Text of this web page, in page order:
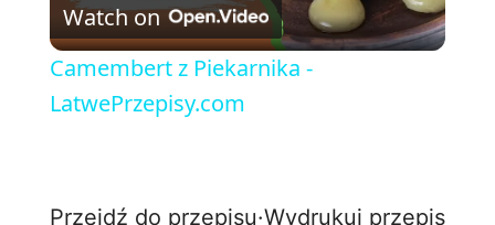
l
Watch on
Camembert z Piekarnika -
LatwePrzepisy.com
Przejdź do przepisu·Wydrukuj przepis